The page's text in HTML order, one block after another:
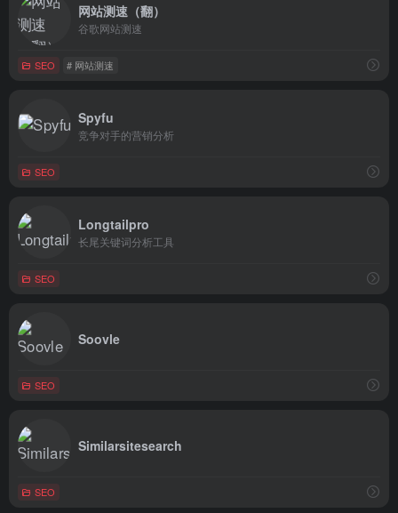
网站测速（翻）
谷歌网站测速
SEO # 网站测速
Spyfu
竞争对手的营销分析
SEO
Longtailpro
长尾关键词分析工具
SEO
Soovle
SEO
Similarsitesearch
SEO